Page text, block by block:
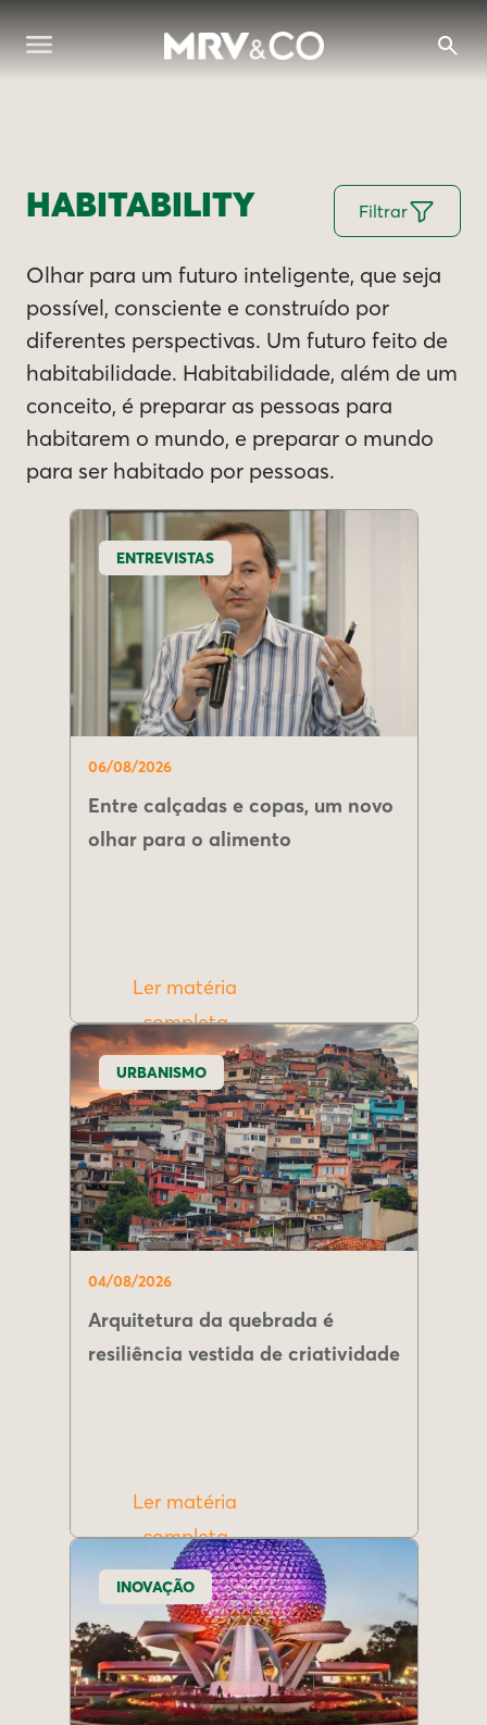
HABITABILITY Filtrar
Olhar para um futuro inteligente, que seja
possível, consciente e construído por
diferentes perspectivas. Um futuro feito de
habitabilidade. Habitabilidade, além de um
conceito, é preparar as pessoas para
habitarem o mundo, e preparar o mundo
para ser habitado por pessoas.
ENTREVISTAS
06/08/2026
Entre calçadas e copas, um novo
olhar para o alimento
Ler matéria
completa
URBANISMO
04/08/2026
Arquitetura da quebrada é
resiliência vestida de criatividade
Ler matéria
completa
INOVAÇÃO